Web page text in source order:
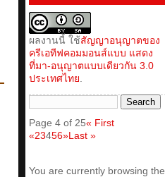
ผลงานนี้ ใช้สัญญาอนุญาตของ
ครีเอทีฟคอมมอนส์แบบ แสดง
ที่มา-อนุญาตแบบเดียวกัน 3.0
ประเทศไทย
Page 4 of 25« First
«23456»Last »
You are currently browsing the